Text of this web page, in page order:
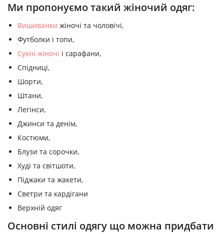
Ми пропонуємо такий жіночий одяг:
Вишиванки жіночі та чоловічі,
Футболки і топи,
Сукні жіночі і сарафани,
Спідниці,
Шорти,
Штани,
Легінси,
Джинси та денім,
Костюми,
Блузи та сорочки,
Худі та світшоти,
Піджаки та жакети,
Светри та кардігани
Верхній одяг
Основні стилі одягу що можна придбати